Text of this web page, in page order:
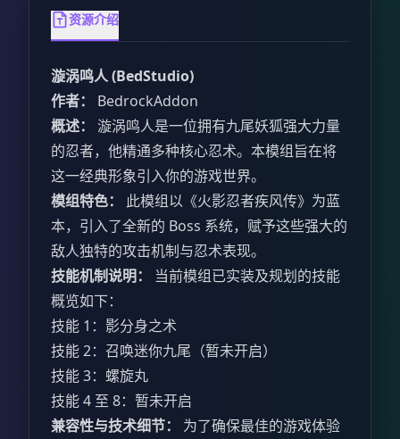
资源介绍
漩涡鸣人 (BedStudio)
作者：
BedrockAddon
概述：
漩涡鸣人是一位拥有九尾妖狐强大力量
的忍者，他精通多种核心忍术。本模组旨在将
这一经典形象引入你的游戏世界。
模组特色：
此模组以《火影忍者疾风传》为蓝
本，引入了全新的 Boss 系统，赋予这些强大的
敌人独特的攻击机制与忍术表现。
技能机制说明：
当前模组已实装及规划的技能
概览如下：
技能 1：影分身之术
技能 2：召唤迷你九尾（暂未开启）
技能 3：螺旋丸
技能 4 至 8：暂未开启
兼容性与技术细节：
为了确保最佳的游戏体验